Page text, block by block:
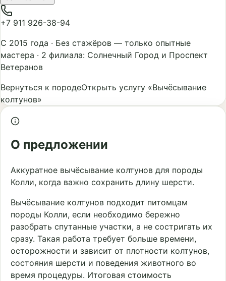
+7 911 926-38-94
С 2015 года · Без стажёров — только опытные
мастера · 2 филиала: Солнечный Город и Проспект
Ветеранов
Вернуться к породеОткрыть услугу «Вычёсывание
колтунов»
О предложении
Аккуратное вычёсывание колтунов для породы
Колли, когда важно сохранить длину шерсти.
Вычёсывание колтунов подходит питомцам
породы Колли, если необходимо бережно
разобрать спутанные участки, а не состригать их
сразу. Такая работа требует больше времени,
осторожности и зависит от плотности колтунов,
состояния шерсти и поведения животного во
время процедуры. Итоговая стоимость